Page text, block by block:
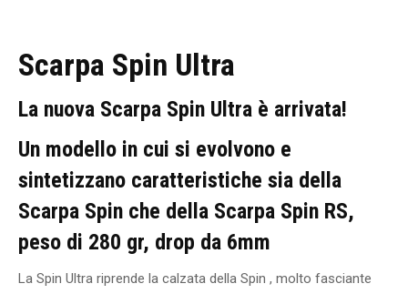
Scarpa Spin Ultra
La nuova Scarpa Spin Ultra è arrivata!
Un modello in cui si evolvono e
sintetizzano caratteristiche sia della
Scarpa Spin che della Scarpa Spin RS,
peso di 280 gr, drop da 6mm
La Spin Ultra riprende la calzata della Spin , molto fasciante